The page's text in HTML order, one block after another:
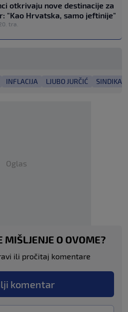
otkrivaju nove destinacije za
"Kao Hrvatska, samo jeftinije"
tra.
INFLACIJA LJUBO JURČIĆ
Oglas
MIŠLJENJE O OVOME?
ili pročitaj komentare
komentar